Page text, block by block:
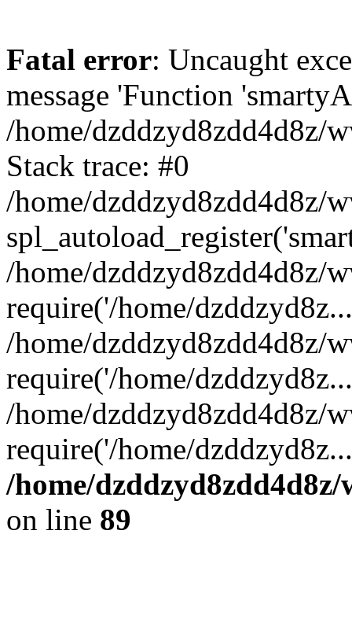
Fatal error: Uncaught
message 'Function
/home/dzddzyd8zdd4d8z/
Stack trace: #0
/home/dzddzyd8zdd4d8z/
/home/dzddzyd8zdd4d8z/
require('/home/
/home/dzddzyd8zdd4d8z/
require('/home/
/home/dzddzyd8zdd4d8z/
require('/home/
/home/
on line 89